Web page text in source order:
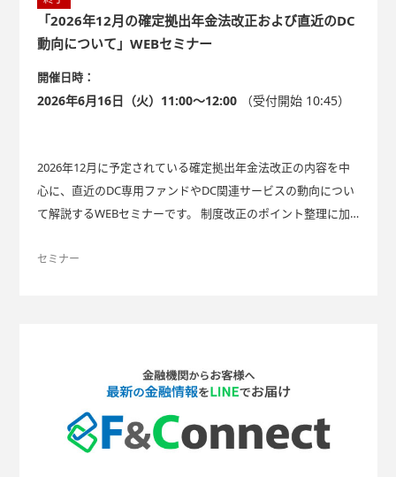
「2026年12月の確定拠出年金法改正および直近のDC
動向について」WEBセミナー
開催日時：
2026年6月16日（火）11:00～12:00 （受付開始 10:45）
2026年12月に予定されている確定拠出年金法改正の内容を中
心に、直近のDC専用ファンドやDC関連サービスの動向につい
て解説するWEBセミナーです。 制度改正のポイント整理に加
紹介し、今後の実務検討に役立つ情報をご提供します。
セミナー